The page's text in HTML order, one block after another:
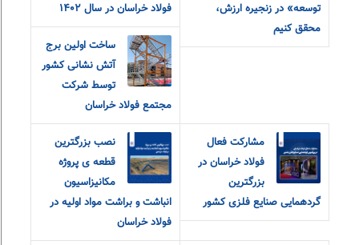
توسعه» در زنجیره ارزش،
محقق کنیم
فولاد خراسان در سال ۱۴۰۲
ساخت اولین برج
آتش نشانی کشور
توسط شرکت
مجتمع فولاد خراسان
مشارکت فعال
فولاد خراسان در
بزرگترین
گردهمایی صنایع فلزی کشور
نصب بزرگترین
قطعه ی پروژه
مکانیزاسیون
انباشت و براشت مواد اولیه در
فولاد خراسان